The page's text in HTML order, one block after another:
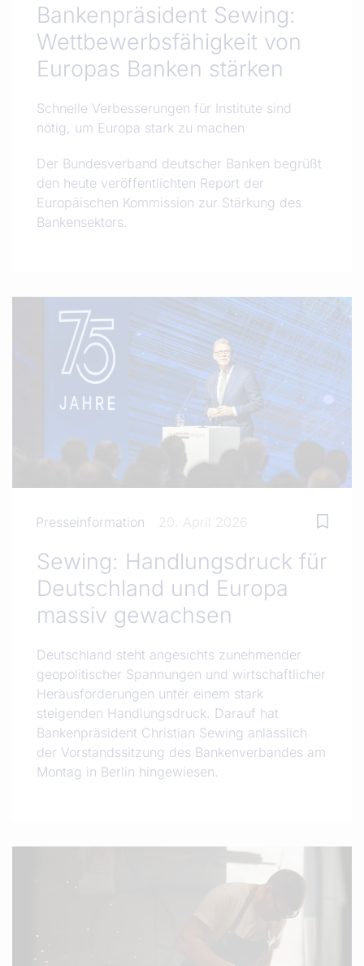
Bankenpräsident Sewing:
Wettbewerbsfähigkeit von
Europas Banken stärken
Schnelle Verbesserungen für Institute sind
nötig, um Europa stark zu machen
Der Bundesverband deutscher Banken begrüßt
den heute veröffentlichten Report der
Europäischen Kommission zur Stärkung des
Bankensektors.
Presseinformation 20. April 2026
Sewing: Handlungsdruck für
Deutschland und Europa
massiv gewachsen
Deutschland steht angesichts zunehmender
geopolitischer Spannungen und wirtschaftlicher
Herausforderungen unter einem stark
steigenden Handlungsdruck. Darauf hat
Bankenpräsident Christian Sewing anlässlich
der Vorstandssitzung des Bankenverbandes am
Montag in Berlin hingewiesen.